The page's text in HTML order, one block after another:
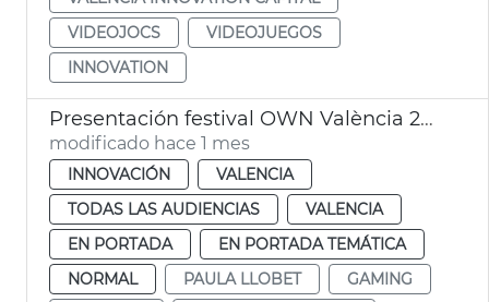
VIDEOJOCS
VIDEOJUEGOS
INNOVATION
Presentación festival OWN València 2026 entretenimiento digital
modificado hace 1 mes
INNOVACIÓN
VALENCIA
TODAS LAS AUDIENCIAS
VALENCIA
EN PORTADA
EN PORTADA TEMÁTICA
NORMAL
PAULA LLOBET
GAMING